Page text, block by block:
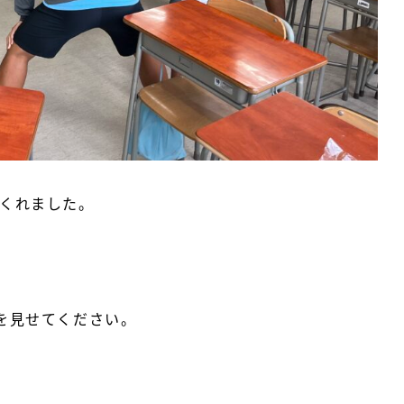
れました。
せてください。